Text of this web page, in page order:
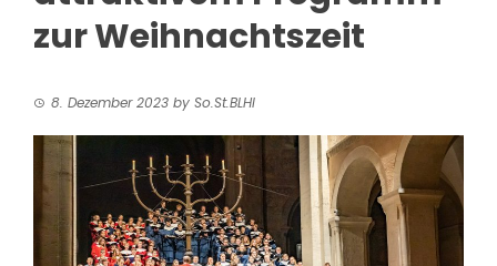
zur Weihnachtszeit
8. Dezember 2023 by So.St.BLHI